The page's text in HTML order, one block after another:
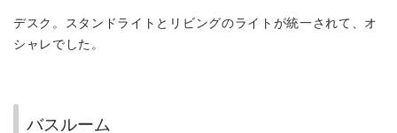
デスク。スタンドライトとリビングのライトが統一されて、オ
シャレでした。
バスルーム